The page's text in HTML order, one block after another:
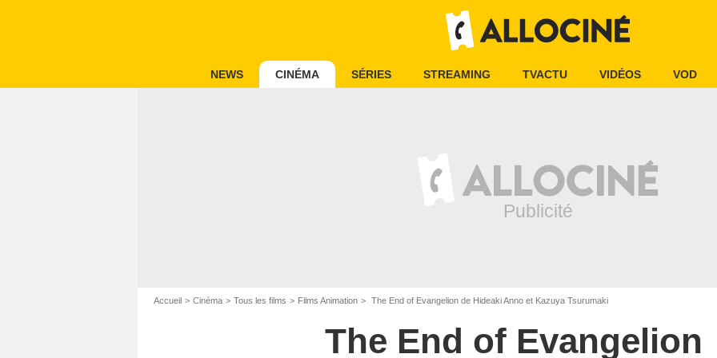
NEWS CINÉMA SÉRIES STREAMING TVACTU VIDÉOS VOD
Accueil Cinéma Tous les films Films Animation The End of Evangelion de Hideaki Anno et Kazuya Tsurumaki
The End of Evangelion